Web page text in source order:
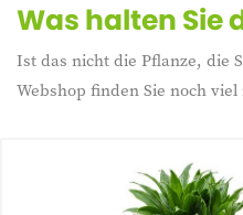
Was halten Sie
Ist das nicht die Pflanze, die
Webshop finden Sie noch